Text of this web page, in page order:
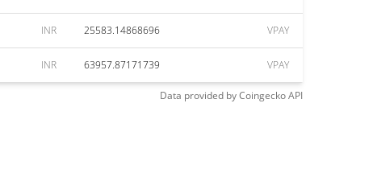
INR 25583.14868696 VPAY
INR 63957.87171739 VPAY
Data provided byCoingeckoAPI